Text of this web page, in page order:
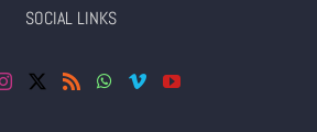
SOCIAL LINKS